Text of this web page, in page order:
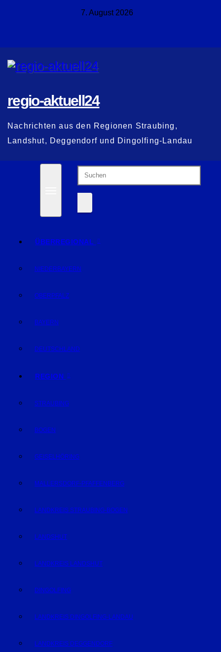
7. August 2026
regio-aktuell24
Nachrichten aus den Regionen Straubing,
Landshut, Deggendorf und Dingolfing-Landau
ÜBERREGIONAL
NIEDERBAYERN
OBERPFALZ
BAYERN
DEUTSCHLAND
REGION
STRAUBING
BOGEN
GEISELHÖRING
MALLERSDORF-PFAFFENBERG
LANDKREIS STRAUBING-BOGEN
LANDSHUT
LANDKREIS LANDSHUT
DINGOLFING
LANDKREIS DINGOLFING-LANDAU
LANDKREIS DEGGENDORF